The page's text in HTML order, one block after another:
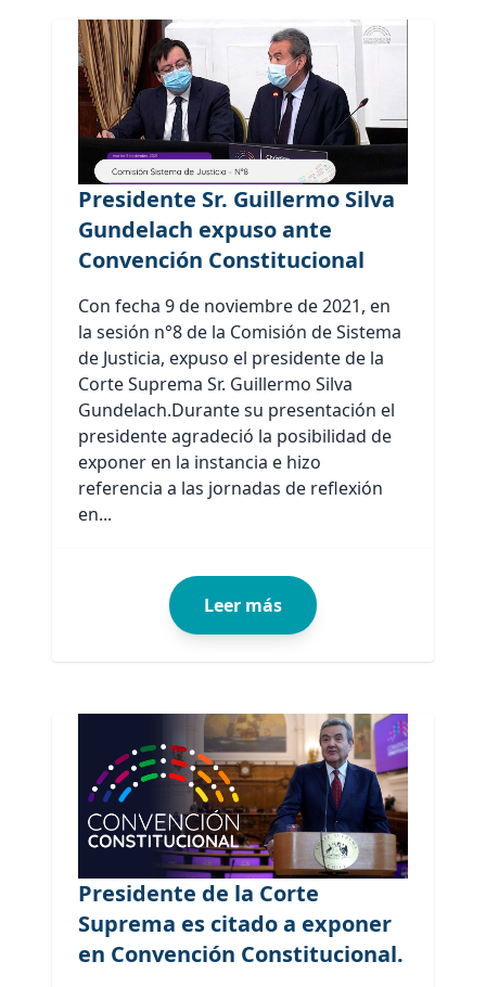
Presidente Sr. Guillermo Silva
Gundelach expuso ante
Convención Constitucional
Con fecha 9 de noviembre de 2021, en
la sesión n°8 de la Comisión de Sistema
de Justicia, expuso el presidente de la
Corte Suprema Sr. Guillermo Silva
Gundelach.Durante su presentación el
presidente agradeció la posibilidad de
exponer en la instancia e hizo
referencia a las jornadas de reflexión
en...
Leer más
Presidente de la Corte
Suprema es citado a exponer
en Convención Constitucional.